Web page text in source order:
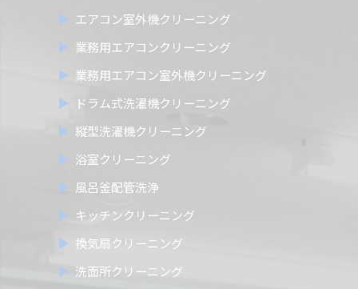
エアコン室外機クリーニング
業務用エアコンクリーニング
業務用エアコン室外機クリーニング
ドラム式洗濯機クリーニング
縦型洗濯機クリーニング
浴室クリーニング
風呂釜配管洗浄
キッチンクリーニング
換気扇クリーニング
洗面所クリーニング